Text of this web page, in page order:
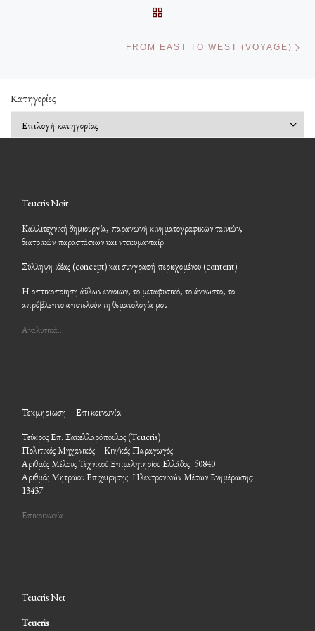
FROM EAST TO WEST (VOYAGE)
Kατηγορίες
Teucris Noir
Καλλιτεχνική δημιουργία, παραγωγή κινηματογραφικών ταινιών,
θεατρικών παραστάσεων και ντοκυμανταίρ
Σύλληψη ιδέας (concept) και συγγραφή περιεχομένου (content)
Η οπτικοποίηση άϋλων εννοιών, το μεταφυσικό, το άγνωστο, το
απρόβλεπτο αποτελούν τη θεματολογία μου
Αναλυτικά…
Τεκμηρίωση – Επικοινωνία
Τεύκρος Επ. Σακελλαρόπουλος (Teucris)
Πολιτικός Μηχανικός – Κιν/κός Παραγωγός
Αριθμός Μέλους Τεχνικού Επιμελητηρίου Ελλάδος: 50840
Αριθμός Μητρώου Επιχείρησης Ηλεκτρονικών Μέσων Ενημέρωσης:
13437
Επικοινωνία
Teucris Net
Teucris